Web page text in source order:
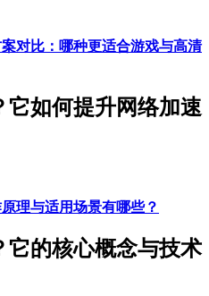
对比：哪种更适合游戏与高清
它如何提升网络加速
理与适用场景有哪些？
它的核心概念与技术